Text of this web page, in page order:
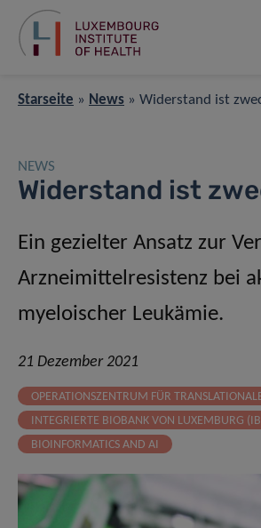
Starseite » News » Widerstand ist
NEWS
Widerstand ist
Ein gezielter Ansatz zur
Arzneimittelresistenz bei
myeloischer Leukämie.
21 Dezember 2021
OPERATIONSZENTRUM FÜR
INTEGRIERTE BIOBANK VON LUXEMBURG
BIOINFORMATICS AND AI